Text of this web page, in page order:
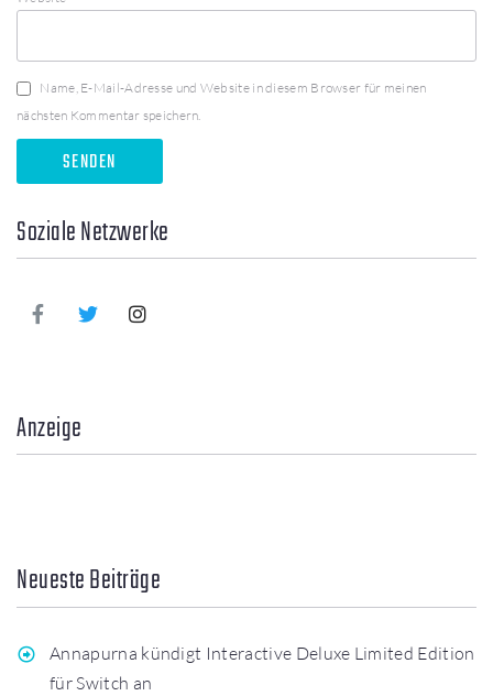
Name, E-Mail-Adresse und Website in diesem Browser für meinen
nächsten Kommentar speichern.
Soziale Netzwerke
Anzeige
Neueste Beiträge
Annapurna kündigt Interactive Deluxe Limited Edition
für Switch an